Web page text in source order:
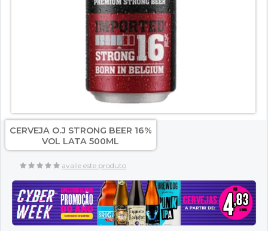
CERVEJA O.J STRONG BEER 16%
VOL LATA 500ML
avalie este produto